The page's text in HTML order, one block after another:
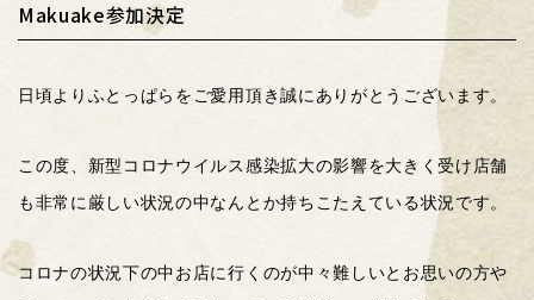
Makuake参加決定
日頃よりふとっぱらをご愛用頂き誠にありがとうございます。
この度、新型コロナウイルス感染拡大の影響を大きく受け店舗
も非常に厳しい状況の中なんとか持ちこたえている状況です。
コロナの状況下の中お店に行くのが中々難しいとお思いの方や